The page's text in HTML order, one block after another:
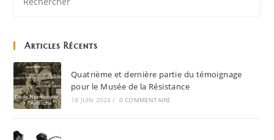
Articles Récents
Quatrième et dernière partie du témoignage
pour le Musée de la Résistance
18 JUIN 2024 / 0 COMMENTAIRE